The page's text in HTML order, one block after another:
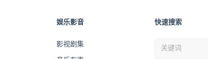
娱乐影音
影视剧集
快速搜索